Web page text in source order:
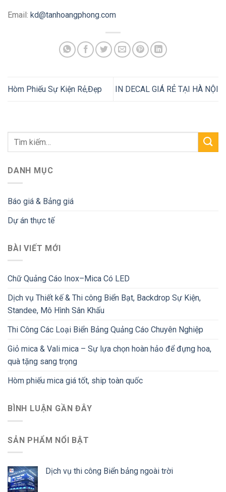
Email: kd@tanhoangphong.com
Hòm Phiếu Sự Kiện Rẻ,Đẹp IN DECAL GIÁ RẺ TẠI HÀ NỘI
DANH MỤC
Báo giá & Bảng giá
Dự án thực tế
BÀI VIẾT MỚI
Chữ Quảng Cáo Inox–Mica Có LED
Dịch vụ Thiết kế & Thi công Biển Bạt, Backdrop Sự Kiện,
Standee, Mô Hình Sân Khấu
Thi Công Các Loại Biển Bảng Quảng Cáo Chuyên Nghiệp
Giỏ mica & Vali mica – Sự lựa chọn hoàn hảo để đựng hoa,
quà tặng sang trọng
Hòm phiếu mica giá tốt, ship toàn quốc
BÌNH LUẬN GẦN ĐÂY
SẢN PHẨM NỔI BẬT
Dịch vụ thi công Biển bảng ngoài trời